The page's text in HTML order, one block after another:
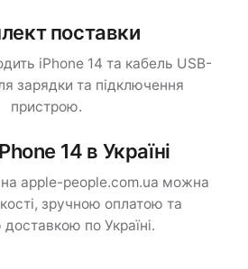
поставки
iPhone 14 та кабель USB-
зарядки та підключення
пристрою.
14 в Україні
на apple-people.com.ua можна
зручною оплатою та
по Україні.